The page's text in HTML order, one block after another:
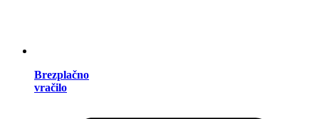
Brezplačno
vračilo